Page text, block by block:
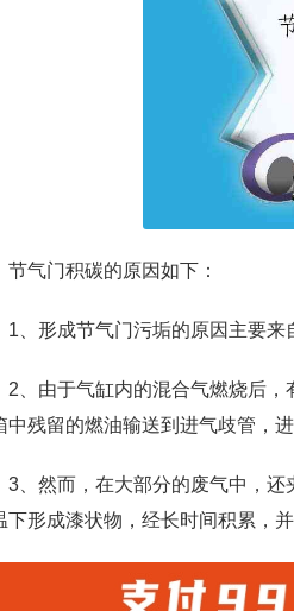
节气门积碳的原因如下：
1、形成节气门污垢的原因主要来
2、由于气缸内的混合气燃烧后
中残留的燃油输送到进气歧管，
3、然而，在大部分的废气中，
下形成漆状物，经长时间积累，